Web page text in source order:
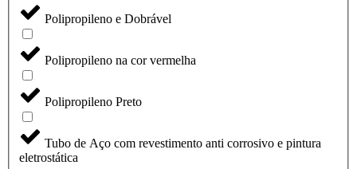
Polipropileno e Dobrável
Polipropileno na cor vermelha
Polipropileno Preto
Tubo de Aço com revestimento anti corrosivo e pintura
eletrostática